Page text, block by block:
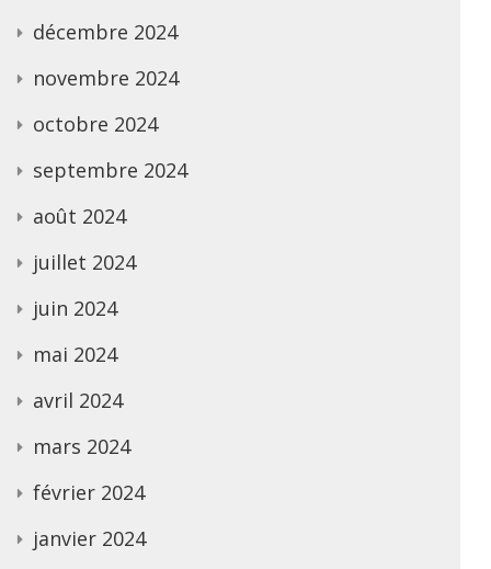
décembre 2024
novembre 2024
octobre 2024
septembre 2024
août 2024
juillet 2024
juin 2024
mai 2024
avril 2024
mars 2024
février 2024
janvier 2024